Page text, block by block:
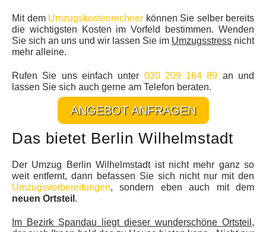
Mit dem Umzugskostenrechner können Sie selber bereits
die wichtigsten Kosten im Vorfeld bestimmen. Wenden
Sie sich an uns und wir lassen Sie im Umzugsstress nicht
mehr alleine.
Rufen Sie uns einfach unter 030 209 164 89 an und
lassen Sie sich auch gerne am Telefon beraten.
ANGEBOT ANFRAGEN
Das bietet Berlin Wilhelmstadt
Der Umzug Berlin Wilhelmstadt ist nicht mehr ganz so
weit entfernt, dann befassen Sie sich nicht nur mit den
Umzugsvorbereitungen, sondern eben auch mit dem
neuen Ortsteil .
Im Bezirk Spandau liegt dieser wunderschöne Ortsteil ,